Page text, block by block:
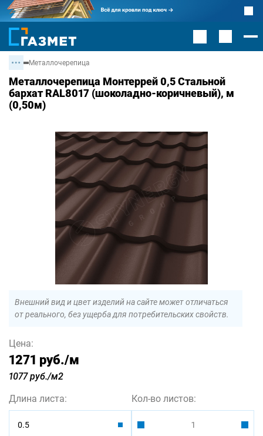
Металлочерепица
Металлочерепица Монтеррей 0,5 Стальной
бархат RAL8017 (шоколадно-коричневый), м
(0,50м)
Внешний вид и цвет изделий на сайте может отличаться
от реального, без ущерба для потребительских свойств.
Цена:
1271 руб./м
1077 руб./м2
Длина листа:
0.5
Кол-во листов: